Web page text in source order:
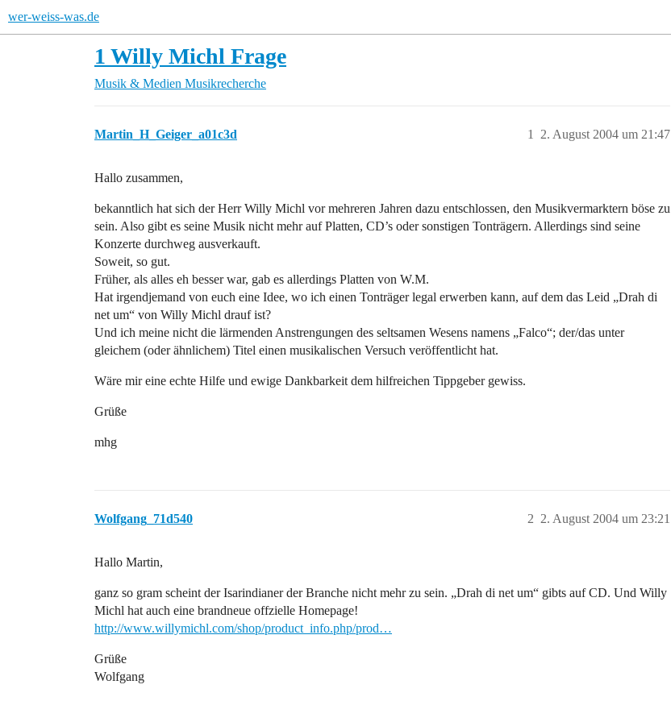
wer-weiss-was.de
1 Willy Michl Frage
Musik & Medien Musikrecherche
Martin_H_Geiger_a01c3d 2. August 2004 um 21:47
1
Hallo zusammen,
bekanntlich hat sich der Herr Willy Michl vor mehreren Jahren dazu entschlossen, den Musikvermarktern böse zu
sein. Also gibt es seine Musik nicht mehr auf Platten, CD’s oder sonstigen Tonträgern. Allerdings sind seine
Konzerte durchweg ausverkauft.
Soweit, so gut.
Früher, als alles eh besser war, gab es allerdings Platten von W.M.
Hat irgendjemand von euch eine Idee, wo ich einen Tonträger legal erwerben kann, auf dem das Leid „Drah di
net um“ von Willy Michl drauf ist?
Und ich meine nicht die lärmenden Anstrengungen des seltsamen Wesens namens „Falco“; der/das unter
gleichem (oder ähnlichem) Titel einen musikalischen Versuch veröffentlicht hat.
Wäre mir eine echte Hilfe und ewige Dankbarkeit dem hilfreichen Tippgeber gewiss.
Grüße
mhg
Wolfgang_71d540 2. August 2004 um 23:21
2
Hallo Martin,
ganz so gram scheint der Isarindianer der Branche nicht mehr zu sein. „Drah di net um“ gibts auf CD. Und Willy
Michl hat auch eine brandneue offzielle Homepage!
http://www.willymichl.com/shop/product_info.php/prod…
Grüße
Wolfgang